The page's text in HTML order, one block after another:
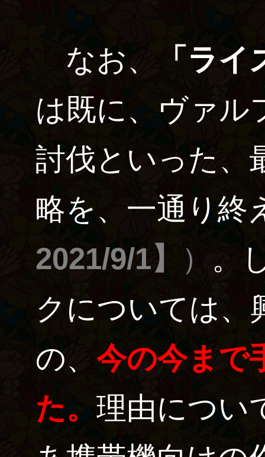
なお、
「ライ
は既に、ヴァル
討伐といった、
略を、一通り終
2021/9/1】
） 。
クについては、
の、 今の今まで
た。 理由につい